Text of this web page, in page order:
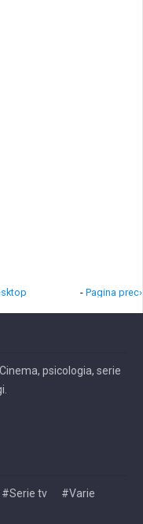
- Pagina prec›
psicologia, serie
#Serie tv
#Varie